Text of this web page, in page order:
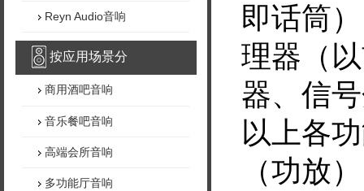
Reyn Audio音响
按应用场景分
商用酒吧音响
音乐餐吧音响
高端会所音响
多功能厅音响
即话筒
理器（
器、信
以上各
（功放